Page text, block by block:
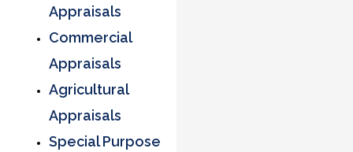
Appraisals
Commercial
Appraisals
Agricultural
Appraisals
Special Purpose